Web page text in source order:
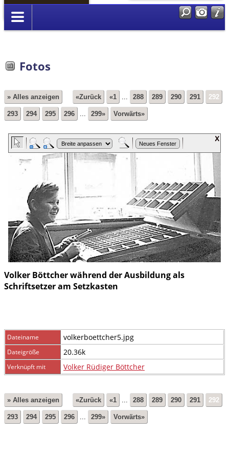
Anmelden
Fotos
» Alles anzeigen «Zurück «1 ... 288 289 290 291 292
293 294 295 296 ... 299» Vorwärts»
Volker Böttcher während der Ausbildung als
Schriftsetzer am Setzkasten
Dateiname volkerboettcher5.jpg
Dateigröße 20.36k
Verknüpft mit Volker Rüdiger Böttcher
» Alles anzeigen «Zurück «1 288 289 290 291 292
293 294 295 296 299» Vorwärts»